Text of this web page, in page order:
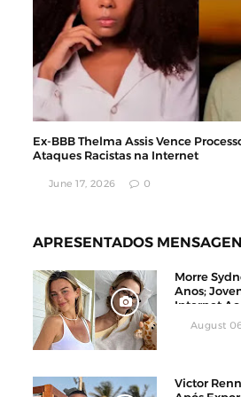
Ex-BBB Thelma Assis Vence
Ataques Racistas na Internet
June 17, 2026 0
APRESENTADOS
Morre
Anos;
Internet
Luta
August
Victor